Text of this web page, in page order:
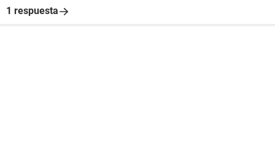
1 respuesta